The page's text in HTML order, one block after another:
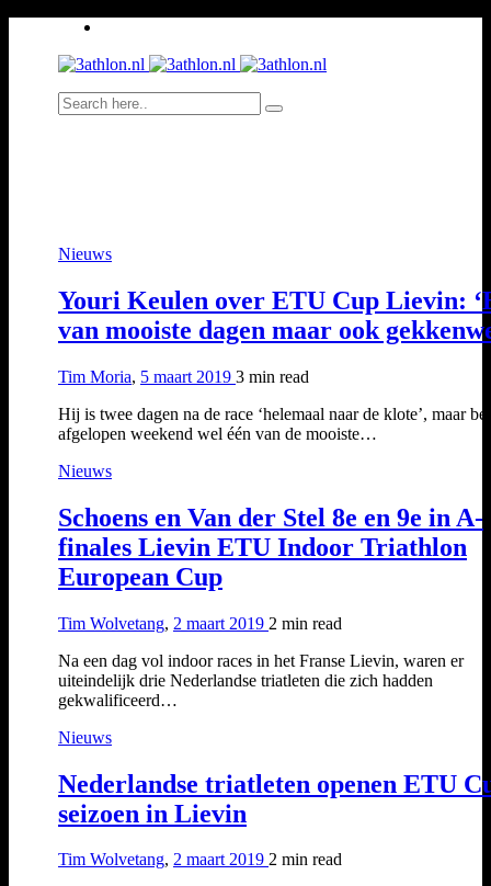
Nieuws
Youri Keulen over ETU Cup Lievin:
van mooiste dagen maar ook
Tim Moria, 5 maart 2019 3 min read
Hij is twee dagen na de race ‘helemaal naar de klote’, maar
afgelopen weekend wel één van de mooiste…
Nieuws
Schoens en Van der Stel 8e en 9e in A-
finales Lievin ETU Indoor Triathlon
European Cup
Tim Wolvetang, 2 maart 2019 2 min read
Na een dag vol indoor races in het Franse Lievin, waren er
uiteindelijk drie Nederlandse triatleten die zich hadden
gekwalificeerd…
Nieuws
Nederlandse triatleten openen ETU
seizoen in Lievin
Tim Wolvetang, 2 maart 2019 2 min read